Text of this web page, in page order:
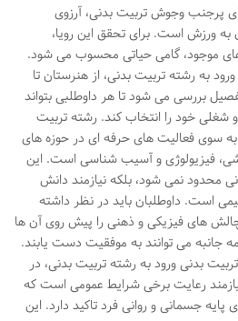
پرجنب وجوش تربیت بدنی، آرزوی
به ورزش است. برای تحقق این رویا،
موجود، گامی حیاتی محسوب می شود.
به رشته تربیت بدنی، از هنرستان تا
بررسی می شود تا هر داوطلبی بتواند
خود را انتخاب کند. رشته تربیت
سوی فعالیت های حرفه ای در حوزه های
فیزیولوژی و آسیب شناسی است. این
محدود نمی شود، بلکه نیازمند دانش
است. داوطلبان باید در نظر داشته
چالش های فیزیکی و ذهنی را پیش روی آن ها
جانبه می توانند به موفقیت دست یابند.
بدنی ورود به رشته تربیت بدنی، در
رعایت برخی شرایط عمومی است که
جسمانی و روانی فرد تاکید دارد. این